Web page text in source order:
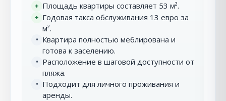
+ Площадь квартиры составляет 53 м².
+ Годовая такса обслуживания 13 евро за
м².
• Квартира полностью меблирована и
готова к заселению.
• Расположение в шаговой доступности от
пляжа.
• Подходит для личного проживания и
аренды.